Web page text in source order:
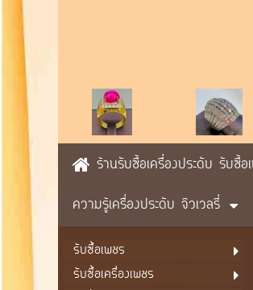
ร้านรับซื้อเครื่องประดับ รับซื้อ
ความรู้เครื่องประดับ จิวเวลรี่
รับซื้อเพชร
รับซื้อเครื่องเพชร